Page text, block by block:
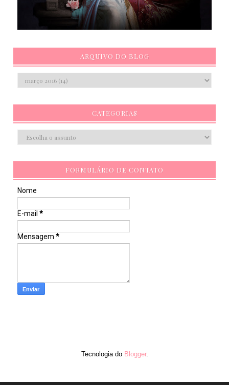
ARQUIVO DO BLOG
CATEGORIAS
FORMULÁRIO DE CONTATO
Nome
E-mail *
Mensagem *
Tecnologia do Blogger.